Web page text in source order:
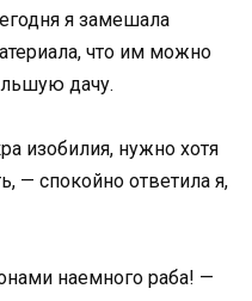
я замешала
что им можно
дачу.
изобилия, нужно хотя
— спокойно ответила я,
наемного раба! —